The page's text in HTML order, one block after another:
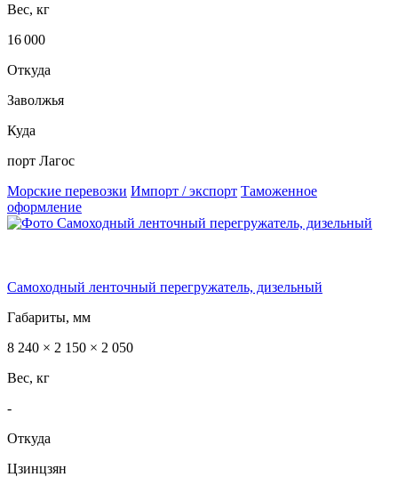
Вес, кг
16 000
Откуда
Заволжья
Куда
порт Лагос
Морские перевозки Импорт / экспорт Таможенное
оформление
Самоходный ленточный перегружатель, дизельный
Габариты, мм
8 240 × 2 150 × 2 050
Вес, кг
-
Откуда
Цзинцзян